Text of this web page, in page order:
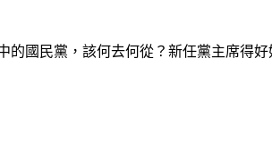
的國民黨，該何去何從？新任黨主席得